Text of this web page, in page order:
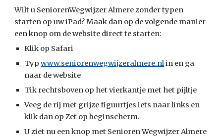
Wilt u SeniorenWegwijzer Almere zonder typen
starten op uw iPad? Maak dan op de volgende manier
een knop om de website direct te starten:
Klik op Safari
Typ www.seniorenwegwijzeralmere.nl in en ga
naar de website
Tik rechtsboven op het vierkantje met het pijltje
Veeg de rij met grijze figuurtjes iets naar links en
klik dan op Zet op beginscherm.
U ziet nu een knop met Senioren Wegwijzer Almere